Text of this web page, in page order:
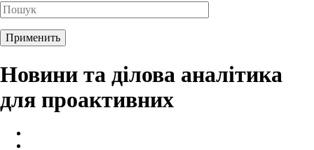
Новини та ділова аналітика
для проактивних